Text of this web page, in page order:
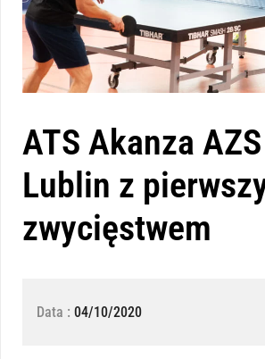
ATS Akanza
Lublin z
zwycięstwem
Data : 04/10/2020